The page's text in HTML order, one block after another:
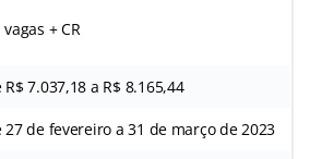
vagas + CR
R$ 7.037,18 a R$ 8.165,44
27 de fevereiro a 31 de março de 2023